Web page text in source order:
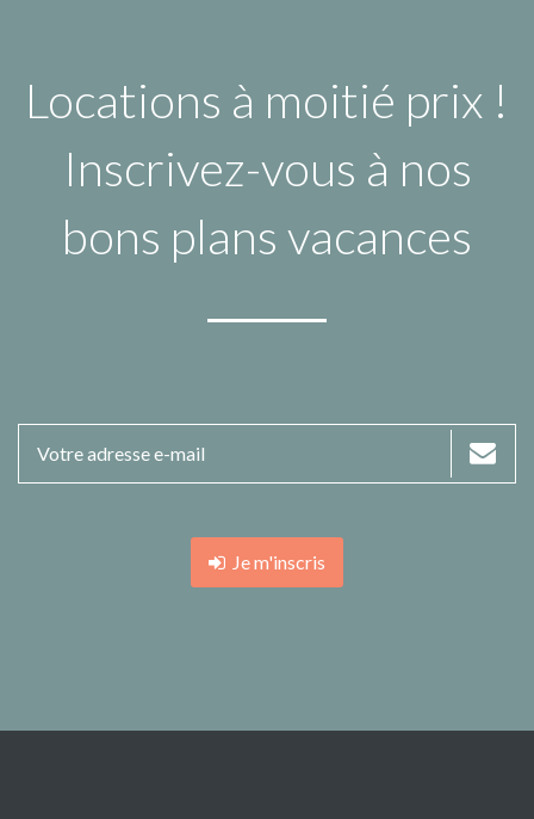
Locations à moitié prix !
Inscrivez-vous à nos
bons plans vacances
Je m'inscris